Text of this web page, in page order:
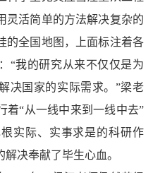
灵活简单的方法解决复杂的
的全国地图，上面标注着各
“我的研究从来不仅仅是为
决国家的实际需求。 ”梁老
着“从一线中来到一线中去”
实际、实事求是的科研作
决奉献了毕生心血。